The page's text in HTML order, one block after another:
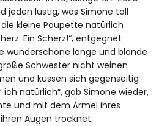
jeden lustig, was Simone toll
kleine Poupette natürlich
Ein Scherz!“, entgegnet
wunderschöne lange und blonde
Schwester nicht weinen
und küssen sich gegenseitig
ich natürlich“, gab Simone wieder,
und mit dem Ärmel ihres
Augen trocknet.